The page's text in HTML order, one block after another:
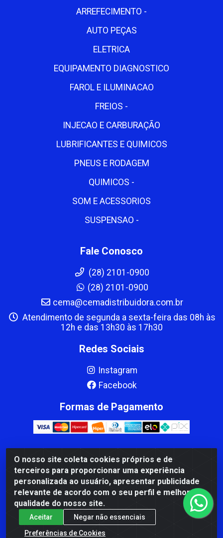
O nosso site coleta cookies próprios e de
terceiros para proporcionar uma experiência
personalizada ao usuário, apresentar publicidade
relevante de acordo com o seu perfil e melhorar a
qualidade do nosso site.
Aceitar
Negar não essenciais
Preferências de Cookies
ARREFECIMENTO -
AUTO PEÇAS
ELETRICA
EQUIPAMENTO DIAGNOSTICO
FAROL E ILUMINACAO
FREIOS -
INJECAO E CARBURAÇÃO
LUBRIFICANTES E QUIMICOS
PNEUS E RODAGEM
QUIMICOS -
SOM E ACESSORIOS
SUSPENSAO -
Fale Conosco
(28) 2101-0900
(28) 2101-0900
cema@cemadistribuidora.com.br
Atendimento de segunda a sexta-feira das 08h às
12h e das 13h30 às 17h30
Redes Sociais
Instagram
Facebook
Formas de Pagamento
CBP MACEDO COMERCIO PEÇAS LTDA Matriz - av Mauro
Miranda Madureira, 1249 - Coramara , Cachoeiro de
Itapemirim/ES - CEP 29.311-310 - CNPJ 00.502.680/0001-41